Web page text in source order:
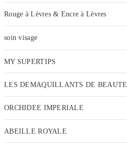
Rouge à Lèvres & Encre à Lèvres
soin visage
MY SUPERTIPS
LES DEMAQUILLANTS DE BEAUTE
ORCHIDEE IMPERIALE
ABEILLE ROYALE